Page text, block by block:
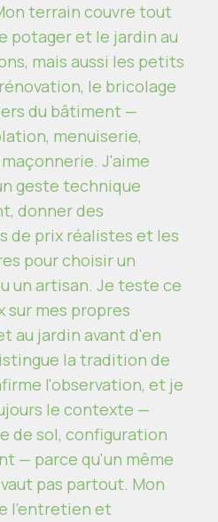
terrain couvre tout
potager et le jardin au
mais aussi les petits
le bricolage
du bâtiment —
menuiserie,
J'aime
geste technique
donner des
de prix réalistes et les
pour choisir un
un artisan. Je teste ce
sur mes propres
au jardin avant d'en
la tradition de
l'observation, et je
le contexte —
de sol, configuration
— parce qu'un même
pas partout. Mon
l'entretien et